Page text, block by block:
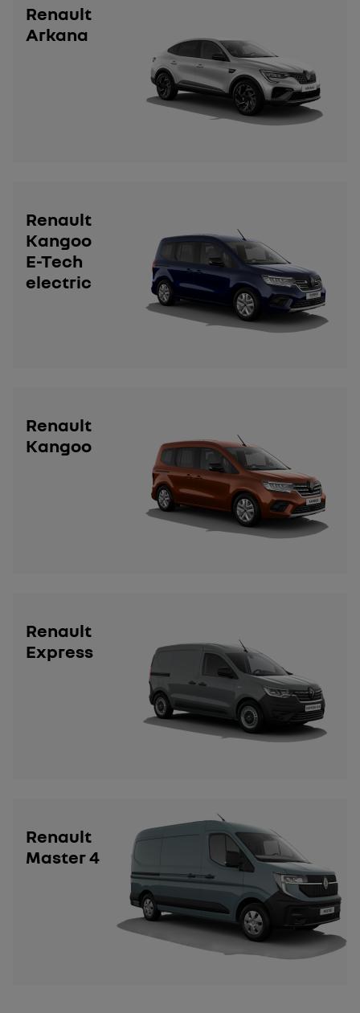
Renault
Arkana
Renault
Kangoo
E-Tech
electric
Renault
Kangoo
Renault
Express
Renault
Master 4